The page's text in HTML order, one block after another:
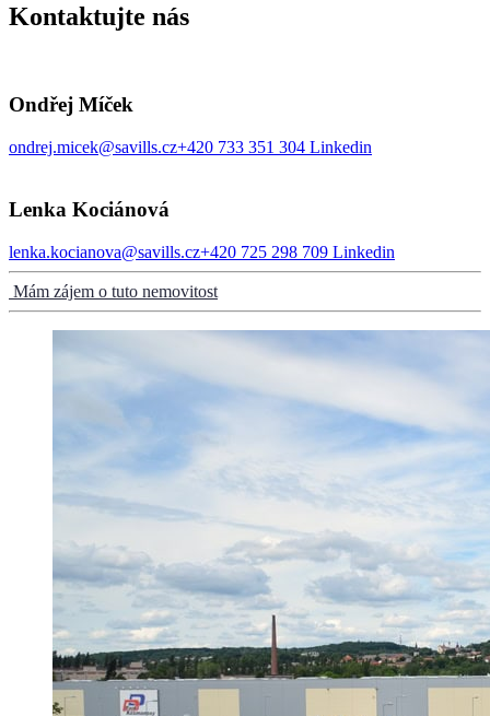
Kontaktujte nás
Ondřej Míček
ondrej.micek@savills.cz+420 733 351 304 Linkedin
Lenka Kociánová
lenka.kocianova@savills.cz+420 725 298 709 Linkedin
Mám zájem o tuto nemovitost